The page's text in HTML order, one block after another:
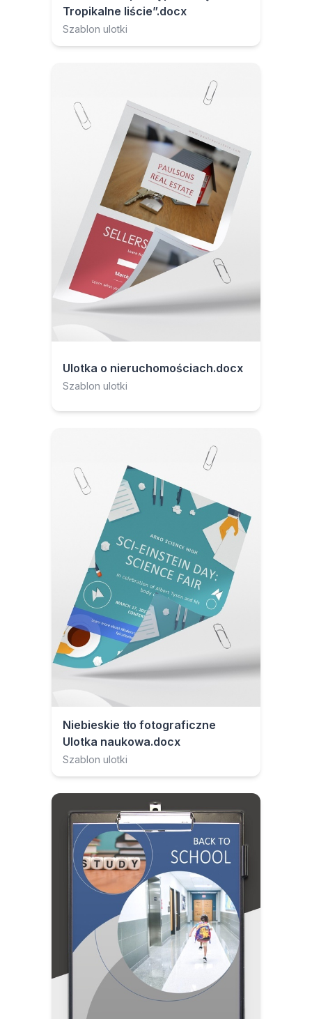
Tropikalne liście”.docx
Szablon ulotki
Ulotka o nieruchomościach.docx
Szablon ulotki
Niebieskie tło fotograficzne
Ulotka naukowa.docx
Szablon ulotki